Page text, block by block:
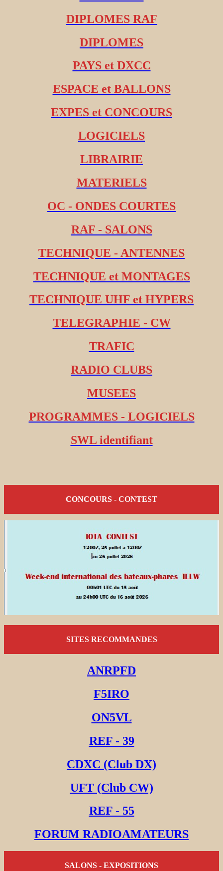
DIPLOMES RAF
DIPLOMES
PAYS et DXCC
ESPACE et BALLONS
EXPES et CONCOURS
LOGICIELS
LIBRAIRIE
MATERIELS
OC - ONDES COURTES
RAF - SALONS
TECHNIQUE - ANTENNES
TECHNIQUE et MONTAGES
TECHNIQUE UHF et HYPERS
TELEGRAPHIE - CW
TRAFIC
RADIO CLUBS
MUSEES
PROGRAMMES - LOGICIELS
SWL identifiant
CONCOURS - CONTEST
SITES RECOMMANDES
ANRPFD
F5IRO
ON5VL
REF - 39
CDXC (Club DX)
UFT (Club CW)
REF - 55
FORUM RADIOAMATEURS
SALONS - EXPOSITIONS